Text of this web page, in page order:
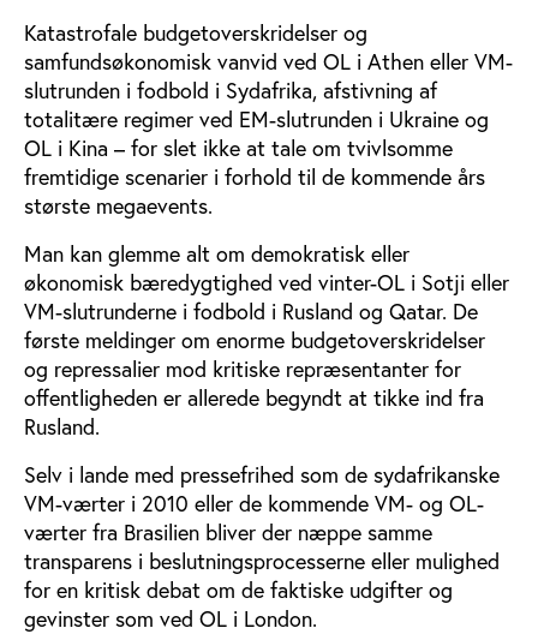
Katastrofale budgetoverskridelser og
samfundsøkonomisk vanvid ved OL i Athen eller VM-
slutrunden i fodbold i Sydafrika, afstivning af
totalitære regimer ved EM-slutrunden i Ukraine og
OL i Kina – for slet ikke at tale om tvivlsomme
fremtidige scenarier i forhold til de kommende års
største megaevents.
Man kan glemme alt om demokratisk eller
økonomisk bæredygtighed ved vinter-OL i Sotji eller
VM-slutrunderne i fodbold i Rusland og Qatar. De
første meldinger om enorme budgetoverskridelser
og repressalier mod kritiske repræsentanter for
offentligheden er allerede begyndt at tikke ind fra
Rusland.
Selv i lande med pressefrihed som de sydafrikanske
VM-værter i 2010 eller de kommende VM- og OL-
værter fra Brasilien bliver der næppe samme
transparens i beslutningsprocesserne eller mulighed
for en kritisk debat om de faktiske udgifter og
gevinster som ved OL i London.